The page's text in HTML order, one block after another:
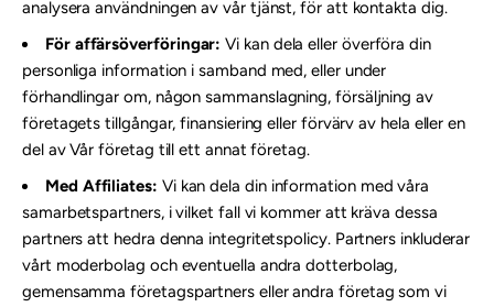
analysera användningen av vår tjänst, för att kontakta dig.
För affärsöverföringar: Vi kan dela eller överföra din
personliga information i samband med, eller under
förhandlingar om, någon sammanslagning, försäljning av
företagets tillgångar, finansiering eller förvärv av hela eller en
del av Vår företag till ett annat företag.
Med Affiliates: Vi kan dela din information med våra
samarbetspartners, i vilket fall vi kommer att kräva dessa
partners att hedra denna integritetspolicy. Partners inkluderar
vårt moderbolag och eventuella andra dotterbolag,
gemensamma företagspartners eller andra företag som vi